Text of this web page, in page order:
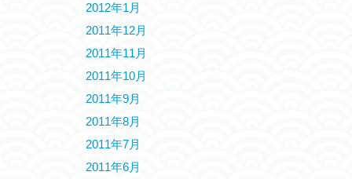
2012年1月
2011年12月
2011年11月
2011年10月
2011年9月
2011年8月
2011年7月
2011年6月